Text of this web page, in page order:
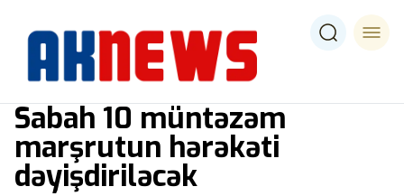
Sabah 10 müntəzəm
marşrutun hərəkəti
dəyişdiriləcək